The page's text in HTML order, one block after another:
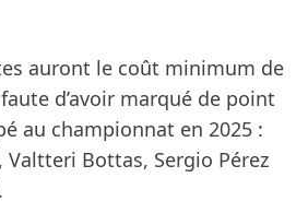
auront le coût minimum de
d’avoir marqué de point
au championnat en 2025 :
Valtteri Bottas, Sergio Pérez